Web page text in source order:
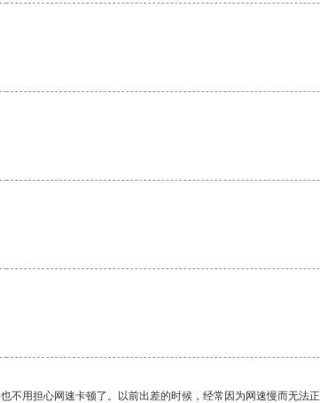
用担心网速卡顿了。以前出差的时候，经常因为网速慢而无法